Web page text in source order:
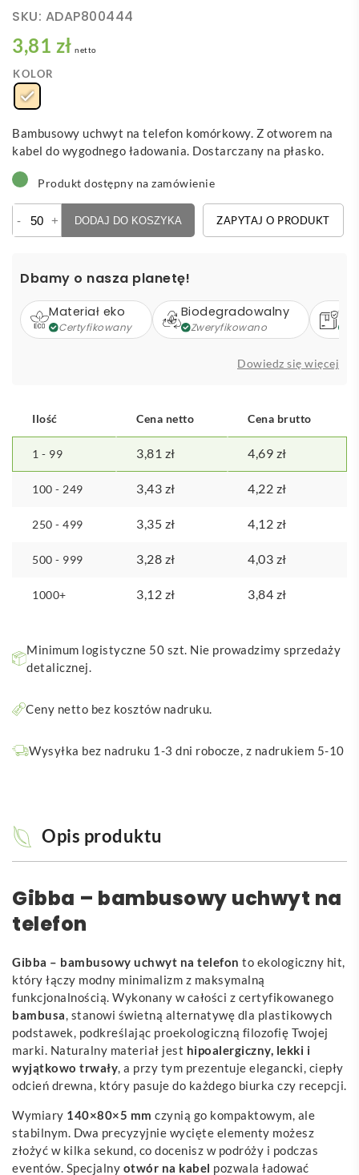
SKU: ADAP800444
3,81 zł netto
KOLOR
Bambusowy uchwyt na telefon komórkowy. Z otworem na
kabel do wygodnego ładowania. Dostarczany na płasko.
Produkt dostępny na zamówienie
-
Gibba
uchwyt
telefon
+ DODAJ DO KOSZYKA ZAPYTAJ O PRODUKT
Dbamy o nasza planetę!
Materiał eko
Certyfikowany
Biodegradowalny
Zweryfikowano
Dowiedz się więcej
Ilość Cena netto Cena brutto
1 - 99 3,81 zł 4,69 zł
100 - 249 3,43 zł 4,22 zł
250 - 499 3,35 zł 4,12 zł
500 - 999 3,28 zł 4,03 zł
1000+ 3,12 zł 3,84 zł
Minimum logistyczne 50 szt. Nie prowadzimy sprzedaży
detalicznej.
Ceny netto bez kosztów nadruku.
Wysyłka bez nadruku 1-3 dni robocze, z nadrukiem 5-10
Opis produktu
Gibba – bambusowy uchwyt na
telefon
Gibba – bambusowy uchwyt na telefon to ekologiczny hit,
który łączy modny minimalizm z maksymalną
funkcjonalnością. Wykonany w całości z certyfikowanego
bambusa, stanowi świetną alternatywę dla plastikowych
podstawek, podkreślając proekologiczną filozofię Twojej
marki. Naturalny materiał jest hipoalergiczny, lekki i
wyjątkowo trwały, a przy tym prezentuje elegancki, ciepły
odcień drewna, który pasuje do każdego biurka czy recepcji.
Wymiary 140×80×5 mm czynią go kompaktowym, ale
stabilnym. Dwa precyzyjnie wycięte elementy możesz
złożyć w kilka sekund, co docenisz w podróży i podczas
eventów. Specjalny otwór na kabel pozwala ładować